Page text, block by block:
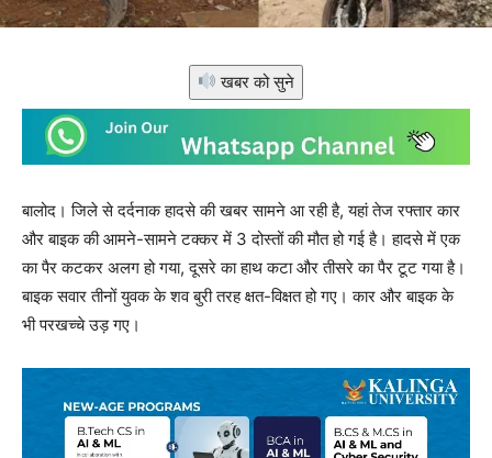
खबर को सुने
बालोद। जिले से दर्दनाक हादसे की खबर सामने आ रही है, यहां तेज रफ्तार कार
और बाइक की आमने-सामने टक्कर में 3 दोस्तों की मौत हो गई है। हादसे में एक
का पैर कटकर अलग हो गया, दूसरे का हाथ कटा और तीसरे का पैर टूट गया है।
बाइक सवार तीनों युवक के शव बुरी तरह क्षत-विक्षत हो गए। कार और बाइक के
भी परखच्चे उड़ गए।